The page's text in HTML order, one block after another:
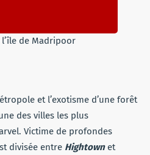
de Madripoor
et l’exotisme d’une forêt
des villes les plus
Victime de profondes
divisée entre Hightownet